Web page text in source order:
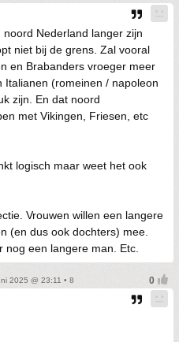
Nederland langer zijn
niet bij de grens. Zal vooral
en Brabanders vroeger meer
(romeinen / napoleon
zijn. En dat noord
met Vikingen, Friesen, etc
logisch maar weet het ook
Vrouwen willen een langere
(en dus ook dochters) mee.
nog een langere man. Etc.
2025 @ 23:11 • 8